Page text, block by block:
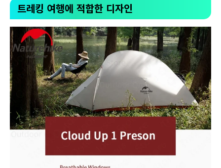
트레킹 여행에 적합한 디자인